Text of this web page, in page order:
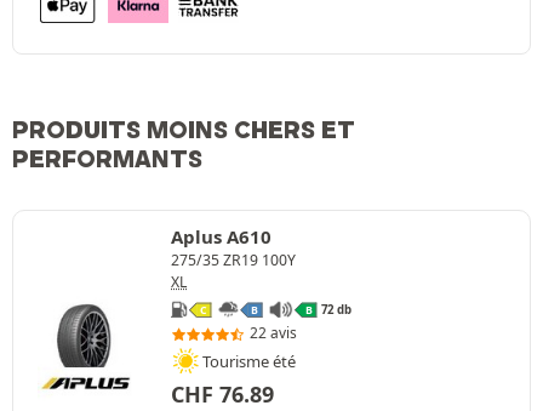
PRODUITS MOINS CHERS ET
PERFORMANTS
Aplus A610
275/35 ZR19 100Y
XL
C B B 72 db
22 avis
Tourisme été
CHF 76.89